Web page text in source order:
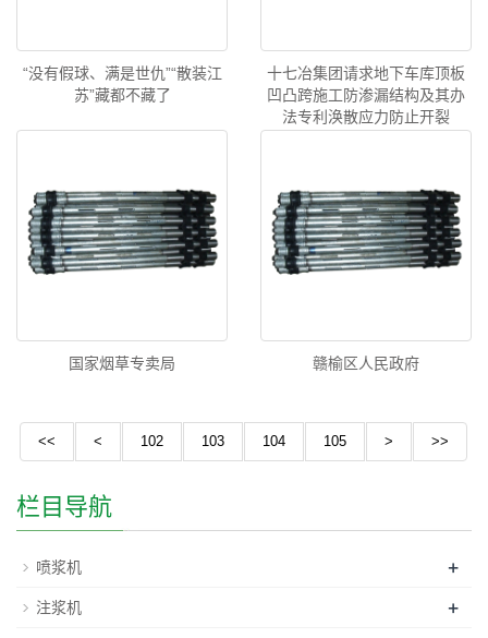
“没有假球、满是世仇”“散装江
苏”藏都不藏了
十七冶集团请求地下车库顶板
凹凸跨施工防渗漏结构及其办
法专利涣散应力防止开裂
国家烟草专卖局 赣榆区人民政府
<< < 102 103 104 105 > >>
栏目导航
喷浆机 +
注浆机 +